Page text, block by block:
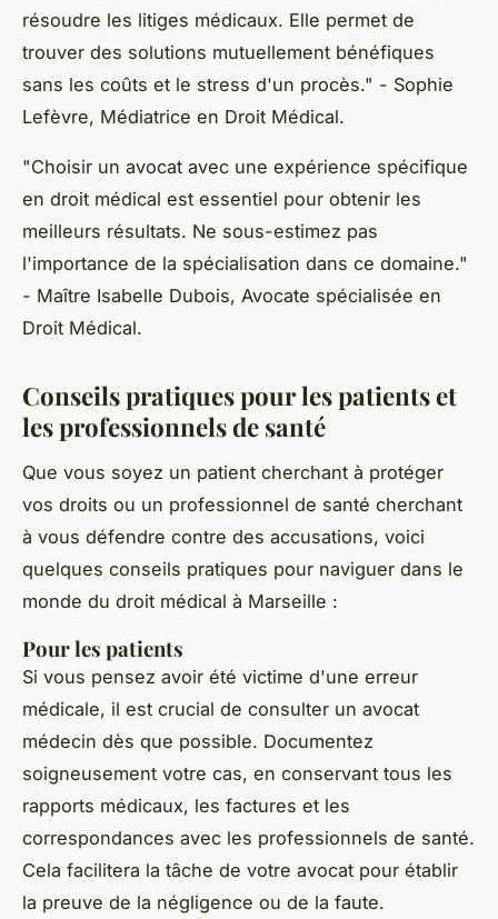
résoudre les litiges médicaux. Elle permet de
trouver des solutions mutuellement bénéfiques
sans les coûts et le stress d'un procès." - Sophie
Lefèvre, Médiatrice en Droit Médical.
"Choisir un avocat avec une expérience spécifique
en droit médical est essentiel pour obtenir les
meilleurs résultats. Ne sous-estimez pas
l'importance de la spécialisation dans ce domaine."
- Maître Isabelle Dubois, Avocate spécialisée en
Droit Médical.
Conseils pratiques pour les patients et
les professionnels de santé
Que vous soyez un patient cherchant à protéger
vos droits ou un professionnel de santé cherchant
à vous défendre contre des accusations, voici
quelques conseils pratiques pour naviguer dans le
monde du droit médical à Marseille :
Pour les patients
Si vous pensez avoir été victime d'une erreur
médicale, il est crucial de consulter un avocat
médecin dès que possible. Documentez
soigneusement votre cas, en conservant tous les
rapports médicaux, les factures et les
correspondances avec les professionnels de santé.
Cela facilitera la tâche de votre avocat pour établir
la preuve de la négligence ou de la faute.